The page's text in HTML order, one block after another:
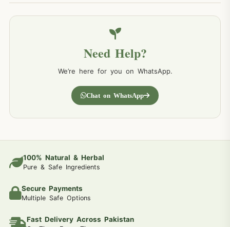
Need Help?
We’re here for you on WhatsApp.
Chat on WhatsApp
100% Natural & Herbal
Pure & Safe Ingredients
Secure Payments
Multiple Safe Options
Fast Delivery Across Pakistan